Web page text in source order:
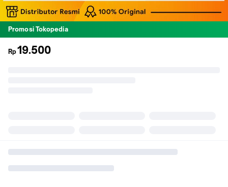
Promosi Tokopedia
Rp19.500